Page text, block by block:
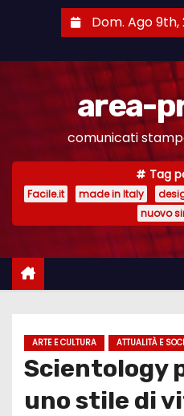
e
Dom. Ago 9th,
area-
comunicati
Tag
Facile.it made in Italy
nuovo
ARTE E CULTURA ATTUALITÀ E
Scientology
uno stile di